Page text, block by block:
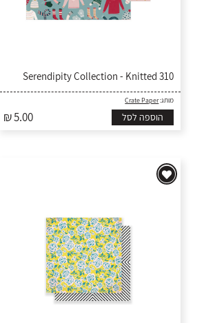
310 Serendipity Collection - Knitted
מותג:Crate Paper
₪ 5.00 הוספה לסל